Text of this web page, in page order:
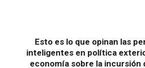
Esto es lo que opinan las
inteligentes en política
economía sobre la incursión